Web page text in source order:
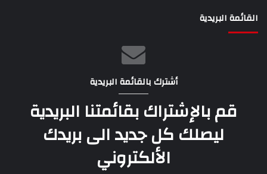
القائمة البريدية
أشترك بالقائمة البريدية
قم بالإشتراك بقائمتنا البريدية
ليصلك كل جديد الى بريدك
الألكتروني